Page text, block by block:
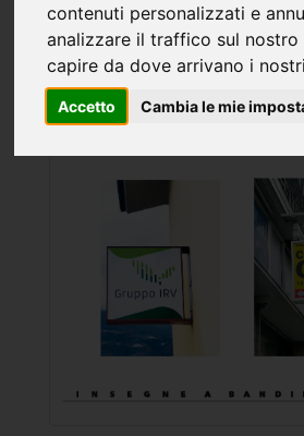
contenuti personalizzati e
analizzare il traffico sul nostro
capire da dove arrivano i
Accetto Cambia le mie
Home Insegne e vetrofanie
Insegne